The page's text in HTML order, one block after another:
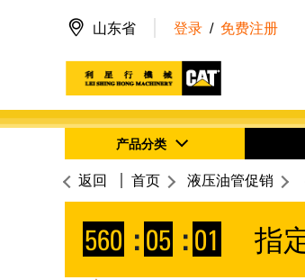
山东省 登录 / 免费注册
产品分类
返回 首页 液压油管促销
560 : 05 : 00 指